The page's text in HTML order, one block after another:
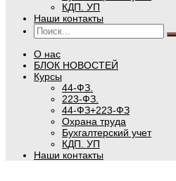
КДП. УП
Наши контакты
О нас
БЛОК НОВОСТЕЙ
Курсы
44-ФЗ.
223-ФЗ.
44-ФЗ+223-ФЗ
Охрана труда
Бухгалтерский учет
КДП. УП
Наши контакты